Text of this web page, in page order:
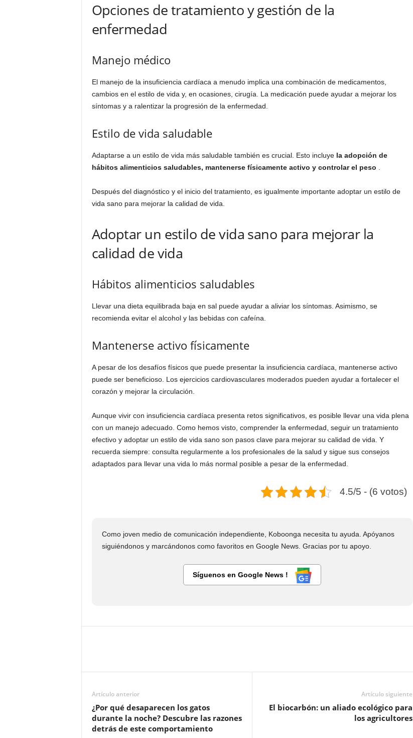
Opciones de tratamiento y gestión de la
enfermedad
Manejo médico
El manejo de la insuficiencia cardíaca a menudo implica una combinación de medicamentos,
cambios en el estilo de vida y, en ocasiones, cirugía. La medicación puede ayudar a mejorar los
síntomas y a ralentizar la progresión de la enfermedad.
Estilo de vida saludable
Adaptarse a un estilo de vida más saludable también es crucial. Esto incluye la adopción de
hábitos alimenticios saludables, mantenerse físicamente activo y controlar el peso
Después del diagnóstico y el inicio del tratamiento, es igualmente importante adoptar un estilo de
vida sano para mejorar la calidad de vida.
Adoptar un estilo de vida sano para mejorar la
calidad de vida
Hábitos alimenticios saludables
Llevar una dieta equilibrada baja en sal puede ayudar a aliviar los síntomas. Asimismo, se
recomienda evitar el alcohol y las bebidas con cafeína.
Mantenerse activo físicamente
A pesar de los desafíos físicos que puede presentar la insuficiencia cardíaca, mantenerse activo
puede ser beneficioso. Los ejercicios cardiovasculares moderados pueden ayudar a fortalecer el
corazón y mejorar la circulación.
Aunque vivir con insuficiencia cardíaca presenta retos significativos, es posible llevar una vida plena
con un manejo adecuado. Como hemos visto, comprender la enfermedad, seguir un tratamiento
efectivo y adoptar un estilo de vida sano son pasos clave para mejorar su calidad de vida. Y
recuerda siempre: consulta regularmente a los profesionales de la salud y sigue sus consejos
adaptados para llevar una vida lo más normal posible a pesar de la enfermedad.
4.5/5 - (6 votos)
Como joven medio de comunicación independiente, Koboonga necesita tu ayuda. Apóyanos
siguiéndonos y marcándonos como favoritos en Google News. Gracias por tu apoyo.
Síguenos en Google News !
Artículo anterior
¿Por qué desaparecen los gatos
durante la noche? Descubre las razones
detrás de este comportamiento
Artículo siguiente
El biocarbón: un aliado ecológico para
los agricultores